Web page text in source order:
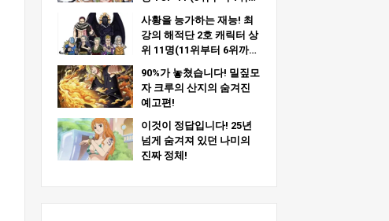
지)
사황을 능가하는 재능! 최
강의 해적단 2호 캐릭터 상
위 11명(11위부터 6위까
90%가 놓쳤습니다! 밀짚모
자 크루의 산지의 숨겨진
예고편!
이것이 정답입니다! 25년
넘게 숨겨져 있던 나미의
진짜 정체!